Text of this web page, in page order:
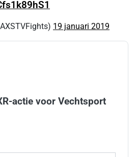
19 januari 2019
actie voor Vechtsport